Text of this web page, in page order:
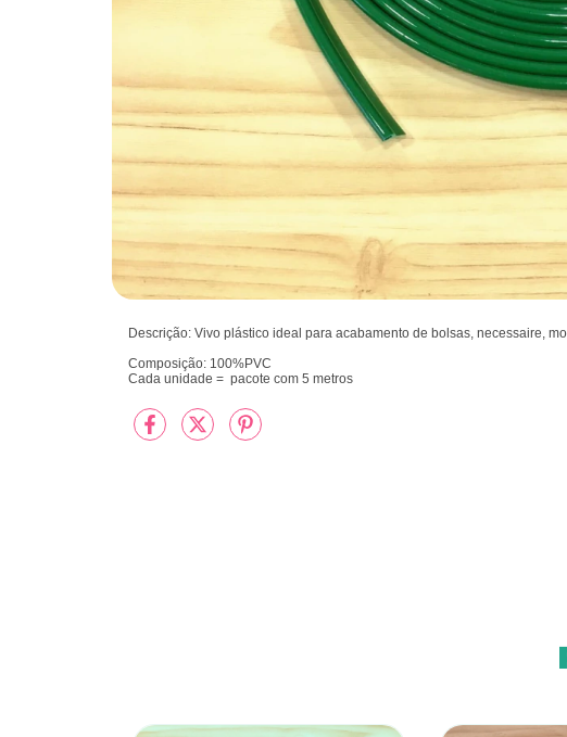
Descrição: Vivo plástico ideal para acabamento de bolsas, necessaire,
Composição: 100%PVC
Cada unidade = pacote com 5 metros